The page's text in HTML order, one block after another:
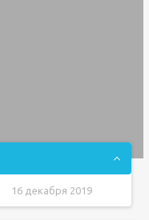
16 декабря 2019